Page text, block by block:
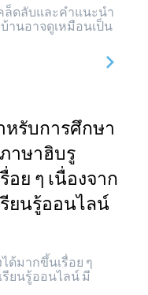
ล็ดลับและคำแนะนำ
านอาจดูเหมือนเป็น
รับการศึกษา
าษาฮิบรู
อย ๆ เนื่องจาก
ยนรู้ออนไลน์
ด้มากขึ้นเรื่อย ๆ
รียนรู้ออนไลน์ มี